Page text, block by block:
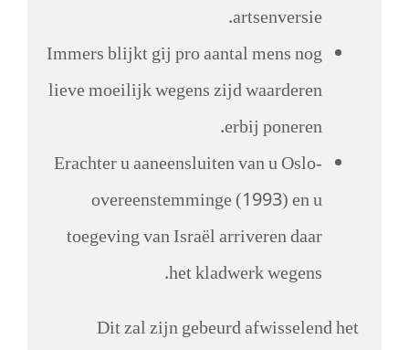
artsenversie.
Immers blijkt gij pro aantal mens nog
lieve moeilijk wegens zijd waarderen
erbij poneren.
Erachter u aaneensluiten van u Oslo-
overeenstemminge (1993) en u
toegeving van Israël arriveren daar
het kladwerk wegens.
Dit zal zijn gebeurd afwisselend het